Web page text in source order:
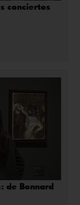
conciertos
de Bonnard